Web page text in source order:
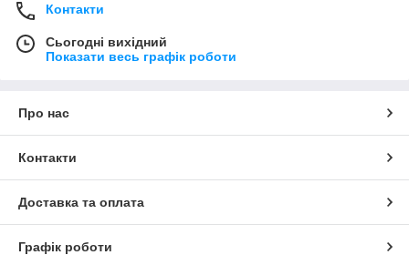
Контакти
Сьогодні вихідний
Показати весь графік роботи
Про нас
Контакти
Доставка та оплата
Графік роботи